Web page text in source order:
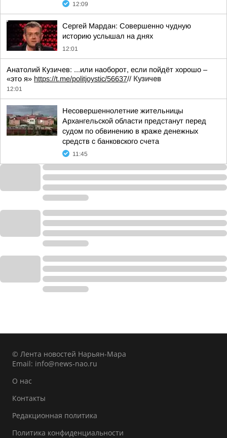
12:09
Сергей Мардан: Совершенно чудную
историю услышал на днях
12:01
Анатолий Кузичев: ...или наоборот, если пойдёт хорошо –
«это я» https://t.me/politjoystic/56637// Кузичев
12:01
Несовершеннолетние жительницы
Архангельской области предстанут перед
судом по обвинению в краже денежных
средств с банковского счета
11:45
© Лента новостей Нарьян-Мара
Email: info@news-nao.ru
О нас
Контакты
Редакционная политика
Политика конфиденциальности